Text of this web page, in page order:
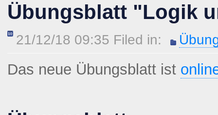
Übungsblatt "Logik
21/12/18 09:35 Filed in:
Das neue Übungsblatt ist